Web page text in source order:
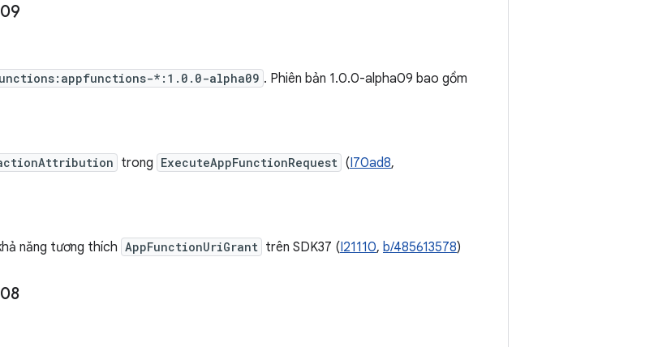
*:1.0.0-alpha09 . Phiên bản 1.0.0-alpha09 bao gồm
trong ExecuteAppFunctionRequest (I70ad8,
năng tương thích AppFunctionUriGrant trên SDK37 (I21110, b/485613578)